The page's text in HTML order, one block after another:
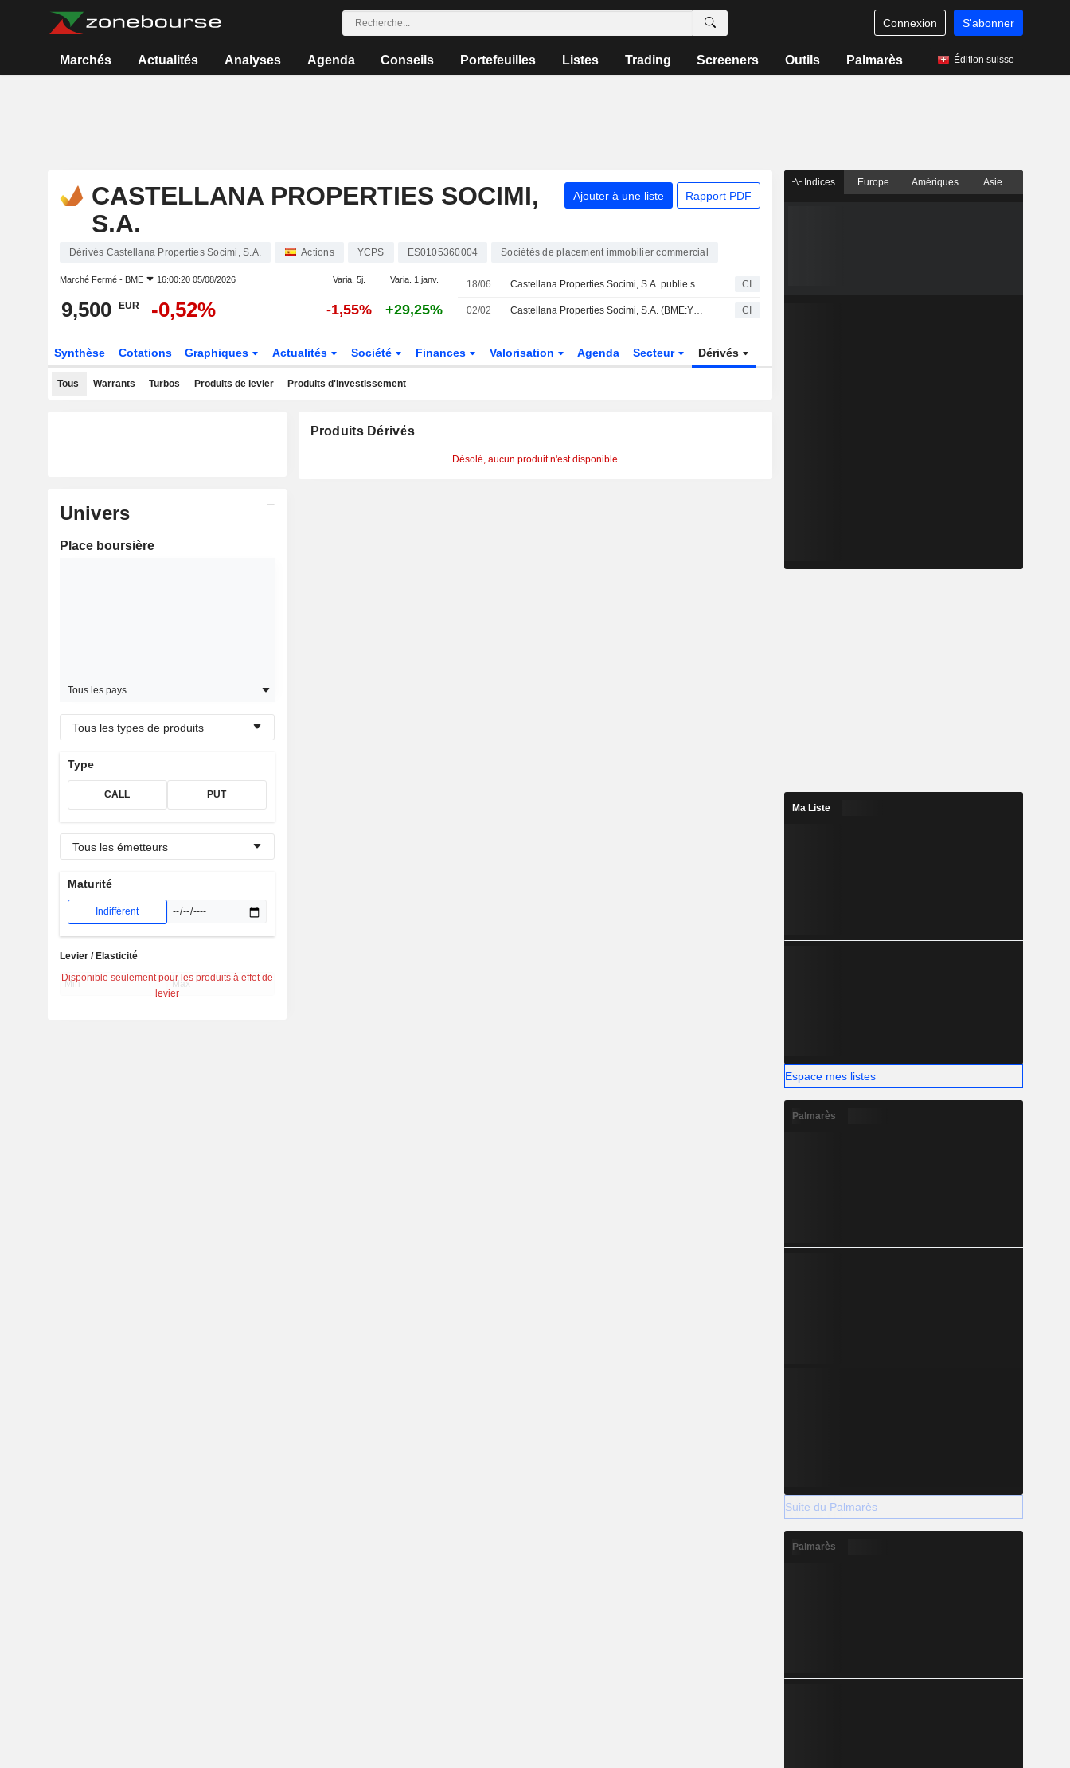
Connexion S'abonner
Marchés Actualités Analyses Agenda Conseils Portefeuilles Listes Trading Screeners Outils Palmarès Édition suisse
CASTELLANA PROPERTIES SOCIMI,
S.A.
Ajouter à une liste Rapport PDF
Dérivés Castellana Properties Socimi, S.A. Actions YCPS ES0105360004 Sociétés de placement immobilier commercial
Marché Fermé - BME 16:00:20 05/08/2026 Varia. 5j. Varia. 1 janv.
9,500 EUR -0,52% -1,55% +29,25%
18/06 Castellana Properties Socimi, S.A. publie ses résultats annuels pour l'exercice clos au 31 mars 2026 CI
02/02 Castellana Properties Socimi, S.A. (BME:YCPS) acquiert Rpfi Activos Inmobiliarios Sl. auprès de Barings Core Spain Socimi, S.A.U. (ENXTPA:MLBAR) pour environ €110 millions CI
Synthèse Cotations Graphiques Actualités Société Finances Valorisation Agenda Secteur Dérivés
Tous Warrants Turbos Produits de levier Produits d'investissement
Univers
Place boursière
Tous les pays
Tous les types de produits
Type
CALL PUT
Tous les émetteurs
Maturité
Indifférent
Disponible seulement pour les produits à effet de
levier
Levier / Elasticité
Produits Dérivés
Désolé, aucun produit n'est disponible
Indices Europe Amériques Asie
Ma Liste
Espace mes listes
Palmarès
Suite du Palmarès
Palmarès